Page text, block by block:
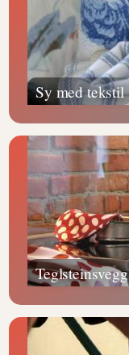
Sy med tekstil
Teglsteinsvegg